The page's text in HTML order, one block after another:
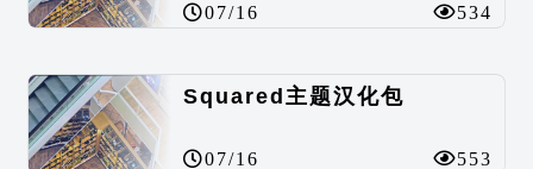
07/16 534
Squared主题汉化包
07/16 553